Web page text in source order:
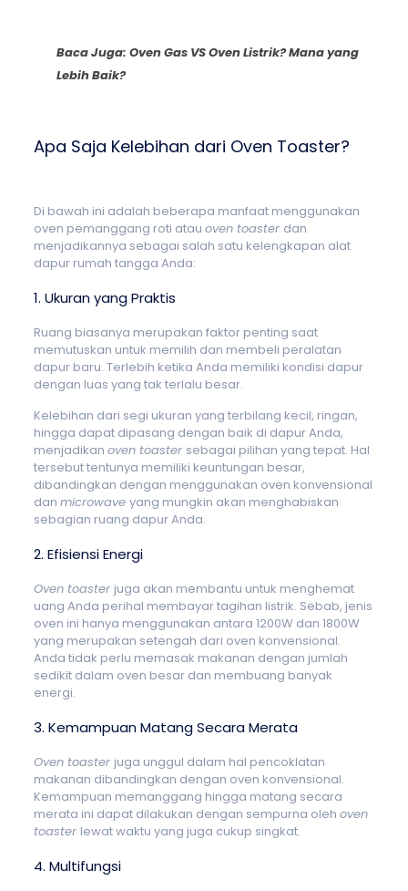
Baca Juga: Oven Gas VS Oven Listrik? Mana yang
Lebih Baik?
Apa Saja Kelebihan dari Oven Toaster?
Di bawah ini adalah beberapa manfaat menggunakan
oven pemanggang roti atau oven toaster dan
menjadikannya sebagai salah satu kelengkapan alat
dapur rumah tangga Anda:
1. Ukuran yang Praktis
Ruang biasanya merupakan faktor penting saat
memutuskan untuk memilih dan membeli peralatan
dapur baru. Terlebih ketika Anda memiliki kondisi dapur
dengan luas yang tak terlalu besar.
Kelebihan dari segi ukuran yang terbilang kecil, ringan,
hingga dapat dipasang dengan baik di dapur Anda,
menjadikan oven toaster sebagai pilihan yang tepat. Hal
tersebut tentunya memiliki keuntungan besar,
dibandingkan dengan menggunakan oven konvensional
dan microwave yang mungkin akan menghabiskan
sebagian ruang dapur Anda.
2. Efisiensi Energi
Oven toaster juga akan membantu untuk menghemat
uang Anda perihal membayar tagihan listrik. Sebab, jenis
oven ini hanya menggunakan antara 1200W dan 1800W
yang merupakan setengah dari oven konvensional.
Anda tidak perlu memasak makanan dengan jumlah
sedikit dalam oven besar dan membuang banyak
energi.
3. Kemampuan Matang Secara Merata
Oven toaster juga unggul dalam hal pencoklatan
makanan dibandingkan dengan oven konvensional.
Kemampuan memanggang hingga matang secara
merata ini dapat dilakukan dengan sempurna oleh oven
toaster lewat waktu yang juga cukup singkat.
4. Multifungsi